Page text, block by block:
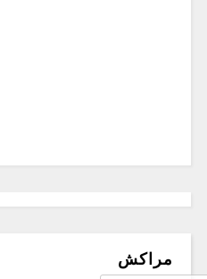
مراكش